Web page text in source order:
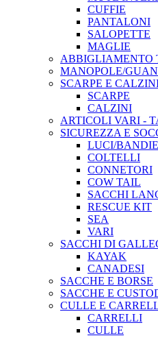
CUFFIE
PANTALONI
SALOPETTE
MAGLIE
ABBIGLIAMENTO
MANOPOLE/
SCARPE E
SCARPE
CALZINI
ARTICOLI VARI -
SICUREZZA E
LUCI/
COLTELLI
CONNETORI
COW TAIL
SACCHI
RESCUE KIT
SEA
VARI
SACCHI DI
KAYAK
CANADESI
SACCHE E BORSE
SACCHE E
CULLE E
CARRELLI
CULLE